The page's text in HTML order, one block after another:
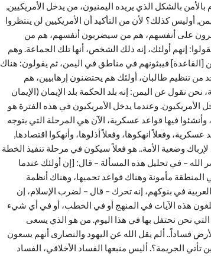
بالشكل الذي يريده اليمنيون، من يدخل الأمريكيين,
كذلك؟ لأن من التأكيد أن الأمريكيين لن ينتظروا
على أنفسهم، هم من سيضربون أنفسهم، هم من
إنهم أولئك، إنه ذلك الشخص، أنها تلك الجماعة. وهم
[القاعدة] فيبثونهم في مناطق في اليمن، ثم يقولون: هناك
من تنظيم طالبان، أولئك هم يحتضنون إرهابيين، هم
نقول عن اليمن: إنه بلد الحكمة بلد الإيمان (الإيمان
الأمريكيون. وعندما يدخل الأمريكيون في هذه الفترة هو
فيها قواعد عسكرية، الآن هي المرحلة التي يتوجه
وفعلاً انهكوها، وفعلاً أذلوها، وأنهكوا اقتصادها,
وضعية الأمة.. هو فعلاً سيكون في مرحلة تنفيذ الخطة
– في تحليل هذه المسألة – قال: [إن أولئك عندما
مأمونة وهناك قواعد تحميها، وهناك أنظمة
في بنوكهم، إنه تحرك – قال – لضرب الإسلام، إن
هذه الآيات في المنهج أو في الخطب، أو في أي شيء
نحن نحتفل بها في هذا اليوم. من هو الذي يسعى
فساداً.. ألم يقل الله عن اليهود والنصارى أنهم يسعون
الجريمة؟. أليس منبعها الفساد الأخلاقي، الفساد